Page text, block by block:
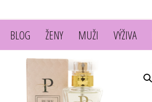
BLOG ŽENY MUŽI VÝŽIVA